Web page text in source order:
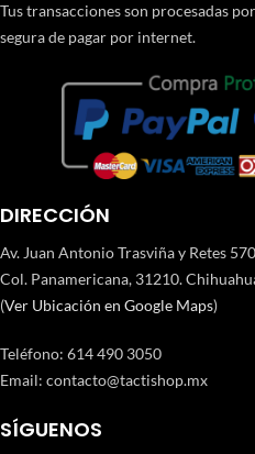
Tus transacciones son procesadas
segura de pagar por internet.
DIRECCIÓN
Av. Juan Antonio Trasviña y Retes
Col. Panamericana, 31210.
(Ver Ubicación en Google Maps)
Teléfono: 614 490 3050
Email: contacto@tactishop.mx
SÍGUENOS